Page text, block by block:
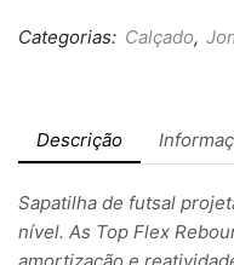
Categorias: Calçado,
Descrição
Sapatilha de futsal
nível. As Top Flex